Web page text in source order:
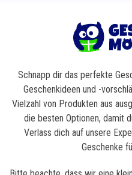
Schnapp dir das perfekte
Geschenkideen und -
Vielzahl von Produkten aus
die besten Optionen, damit
Verlass dich auf unsere
Geschenke